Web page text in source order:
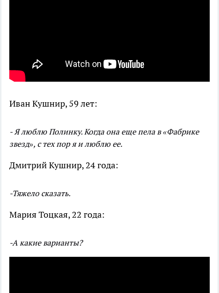
Иван Кушнир, 59 лет:
- Я люблю Полинку. Когда она еще пела в «Фабрике
звезд», с тех пор я и люблю ее.
Дмитрий Кушнир, 24 года:
-Тяжело сказать.
Мария Тоцкая, 22 года:
-А какие варианты?